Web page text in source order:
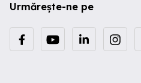
Urmărește-ne pe